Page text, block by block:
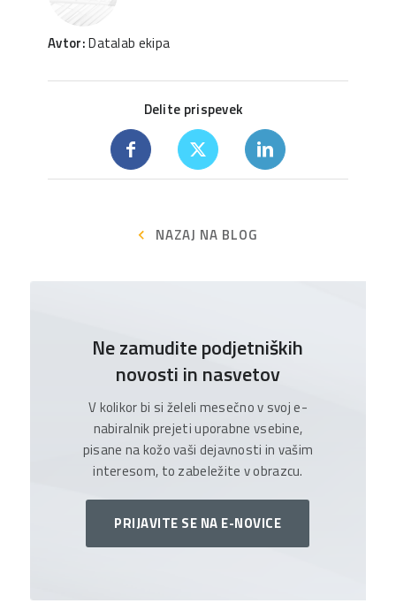
Avtor:Datalab ekipa
Delite prispevek
NAZAJ NA BLOG
Ne zamudite podjetniških
novosti in nasvetov
V kolikor bi si želeli mesečno v svoj e-
nabiralnik prejeti uporabne vsebine,
pisane na kožo vaši dejavnosti in vašim
interesom, to zabeležite v obrazcu.
PRIJAVITE SE NA E-NOVICE